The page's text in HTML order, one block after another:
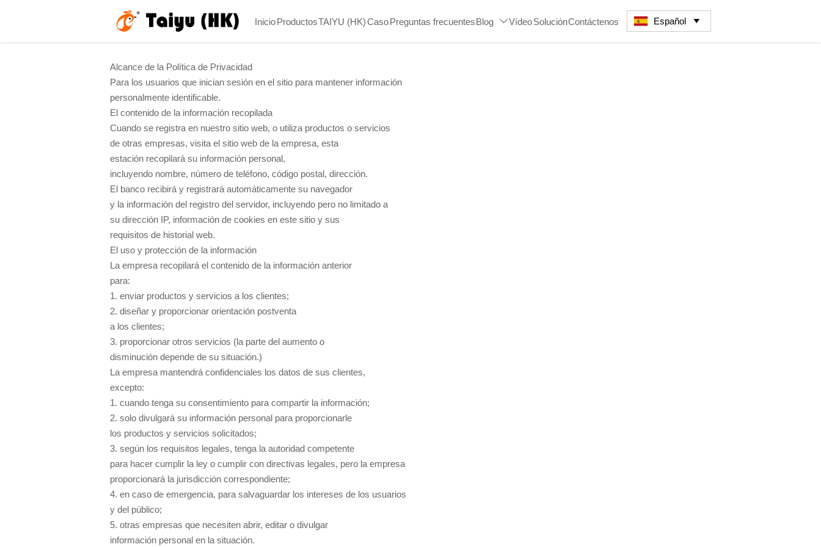
InicioProductosTAIYU (HK)CasoPreguntas frecuentesBlog VídeoSoluciónContáctenos Español 
Alcance de la Política de Privacidad
Para los usuarios que inician sesión en el sitio para mantener información
personalmente identificable.
El contenido de la información recopilada
Cuando se registra en nuestro sitio web, o utiliza productos o servicios
de otras empresas, visita el sitio web de la empresa, esta
estación recopilará su información personal,
incluyendo nombre, número de teléfono, código postal, dirección.
El banco recibirá y registrará automáticamente su navegador
y la información del registro del servidor, incluyendo pero no limitado a
su dirección IP, información de cookies en este sitio y sus
requisitos de historial web.
El uso y protección de la información
La empresa recopilará el contenido de la información anterior
para:
1. enviar productos y servicios a los clientes;
2. diseñar y proporcionar orientación postventa
a los clientes;
3. proporcionar otros servicios (la parte del aumento o
disminución depende de su situación.)
La empresa mantendrá confidenciales los datos de sus clientes,
excepto:
1. cuando tenga su consentimiento para compartir la información;
2. solo divulgará su información personal para proporcionarle
los productos y servicios solicitados;
3. según los requisitos legales, tenga la autoridad competente
para hacer cumplir la ley o cumplir con directivas legales, pero la empresa
proporcionará la jurisdicción correspondiente;
4. en caso de emergencia, para salvaguardar los intereses de los usuarios
y del público;
5. otras empresas que necesiten abrir, editar o divulgar
información personal en la situación.